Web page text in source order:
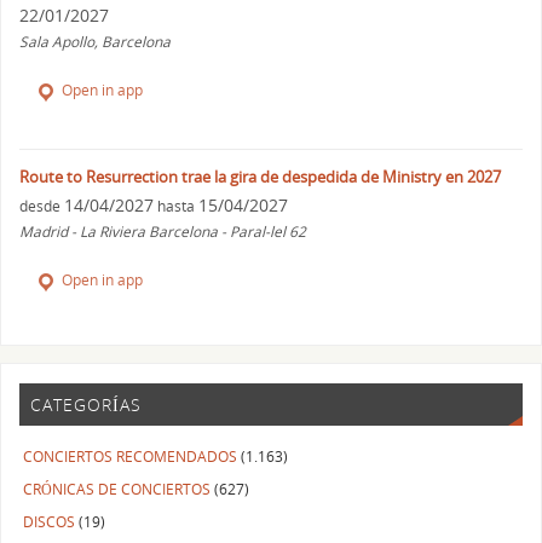
22/01/2027
Sala Apollo, Barcelona
Open in app
Route to Resurrection trae la gira de despedida de Ministry en 2027
desde 14/04/2027 hasta 15/04/2027
Madrid - La Riviera Barcelona - Paral-lel 62
Open in app
CATEGORÍAS
CONCIERTOS RECOMENDADOS (1.163)
CRÓNICAS DE CONCIERTOS (627)
DISCOS (19)